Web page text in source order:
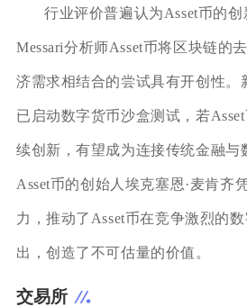
行业评价普遍认为Asset币的创
Messari分析师Asset币将区块链的
济需求相结合的尝试具有开创性。
已启动数字货币沙盒测试，若
续创新，有望成为连接传统金融与
Asset币的创始人埃克塞恩·麦肯齐
力，推动了Asset币在竞争激烈的
出，创造了不可估量的价值。
交易所